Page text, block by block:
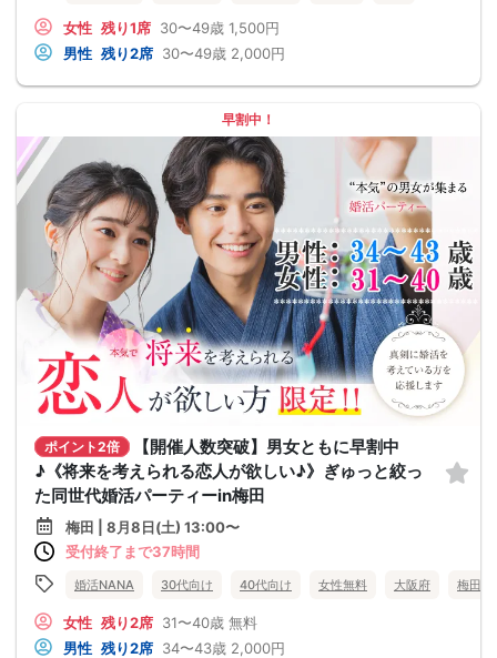
女性 残り1席 30〜49歳 1,500円
男性 残り2席 30〜49歳 2,000円
早割中！
ポイント2倍
【開催人数突破】男女ともに早割中
♪《将来を考えられる恋人が欲しい♪》ぎゅっと絞っ
た同世代婚活パーティーin梅田
梅田 | 8月8日(土) 13:00〜
受付終了まで37時間
婚活NANA 30代向け 40代向け 女性無料 大阪府 梅田
女性 残り2席 31〜40歳 無料
男性 残り2席 34〜43歳 2,000円